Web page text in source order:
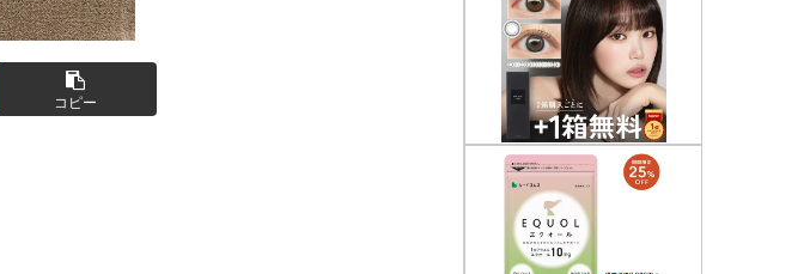
コピー